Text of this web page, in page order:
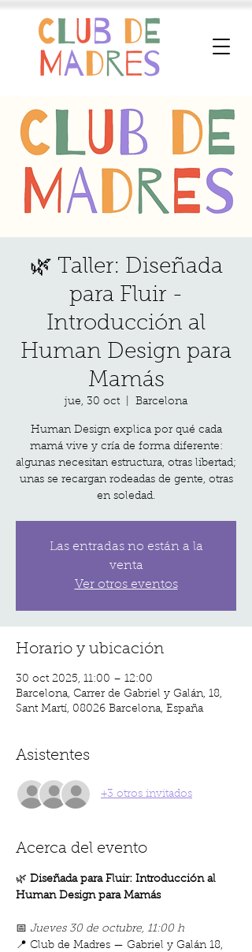
🌿 Taller: Diseñada
para Fluir -
Introducción al
Human Design para
Mamás
jue, 30 oct
  |
Barcelona
Human Design explica por qué cada
mamá vive y cría de forma diferente:
algunas necesitan estructura, otras libertad;
unas se recargan rodeadas de gente, otras
en soledad.
Las entradas no están a la
venta
Ver otros eventos
Horario y ubicación
30 oct 2025, 11:00 – 12:00
Barcelona, Carrer de Gabriel y Galán, 18,
Sant Martí, 08026 Barcelona, España
Asistentes
+3 otros invitados
Acerca del evento
🌿 Diseñada para Fluir: Introducción al
Human Design para Mamás
📅 Jueves 30 de octubre, 11:00 h
📍 Club de Madres — Gabriel y Galán 18,